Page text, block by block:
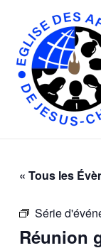
content
« Tous les
Série
Réunion